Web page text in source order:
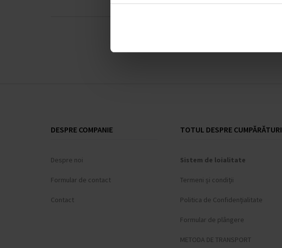
DESPRE COMPANIE
Despre noi
Formular de contact
Contact
TOTUL DESPRE CUMPĂRĂTURI
Sistem de loialitate
Termeni și condiții
Politica de Confidențialitate
Formular de plângere
METODA DE TRANSPORT